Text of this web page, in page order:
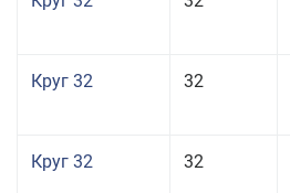
Круг 32 32
Круг 32 32